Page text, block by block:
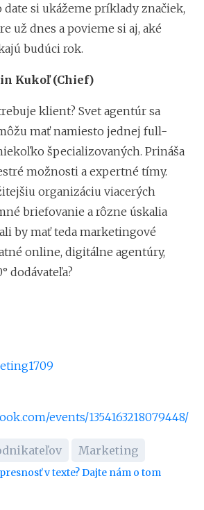
si ukážeme príklady značiek,
už dnes a povieme si aj, aké
budúci rok.
Kukoľ (Chief)
klient? Svet agentúr sa
mať namiesto jednej full-
špecializovaných. Prináša
možnosti a expertné tímy.
organizáciu viacerých
briefovanie a rôzne úskalia
by mať teda marketingové
online, digitálne agentúry,
dodávateľa?
events/1354163218079448/
Marketing
v texte? Dajte nám o tom